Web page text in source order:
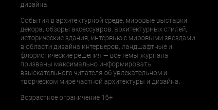
дизайна.
События в архитектурной среде, мировые выставки
декора, обзоры аксессуаров, архитектурных стилей,
исторические здания, интервью с мировыми звездами
в области дизайна интерьеров, ландшафтные и
флористические решения — все темы журнала
призваны максимально информировать
взыскательного читателя об увлекательном и
творческом мире частной архитектуры и дизайна.
Возрастное ограничение 16+